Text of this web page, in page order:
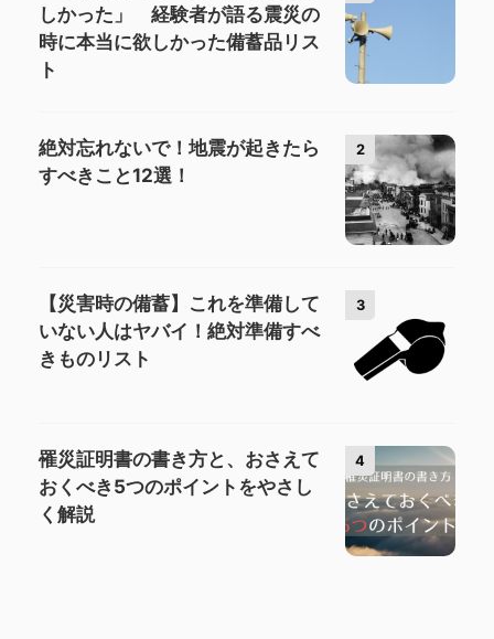
しかった」 経験者が語る震災の
時に本当に欲しかった備蓄品リス
ト
2
絶対忘れないで！地震が起きたら
すべきこと12選！
3
【災害時の備蓄】これを準備して
いない人はヤバイ！絶対準備すべ
きものリスト
4
罹災証明書の書き方と、おさえて
おくべき5つのポイントをやさし
く解説